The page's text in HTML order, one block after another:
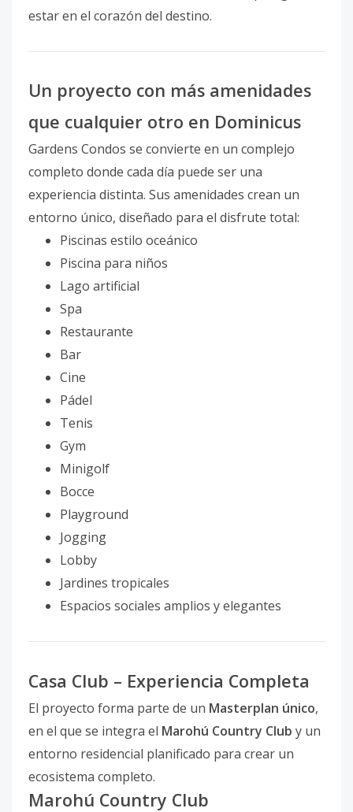
estar en el corazón del destino.
Un proyecto con más amenidades
que cualquier otro en Dominicus
Gardens Condos se convierte en un complejo
completo donde cada día puede ser una
experiencia distinta. Sus amenidades crean un
entorno único, diseñado para el disfrute total:
Piscinas estilo oceánico
Piscina para niños
Lago artificial
Spa
Restaurante
Bar
Cine
Pádel
Tenis
Gym
Minigolf
Bocce
Playground
Jogging
Lobby
Jardines tropicales
Espacios sociales amplios y elegantes
Casa Club – Experiencia Completa
El proyecto forma parte de un Masterplan único,
en el que se integra el Marohú Country Club y un
entorno residencial planificado para crear un
ecosistema completo.
Marohú Country Club